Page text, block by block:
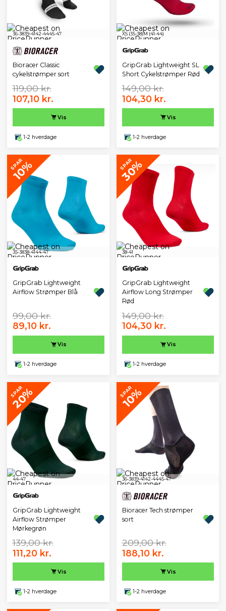
36-3839-4142-4445-47
Bioracer Classic
cykelstrømper sort
119,00 kr.
107,10 kr.
Vis
1-2 hverdage
XS (35-38)M (41-44)
GripGrab Lightweight SL
Short Cykelstrømper Rød
149,00 kr.
104,30 kr.
Vis
1-2 hverdage
SPAR
10%
35-3838-4144-47
GripGrab Lightweight
Airflow Strømper Blå
99,00 kr.
89,10 kr.
Vis
1-2 hverdage
SPAR
30%
38-41
GripGrab Lightweight
Airflow Long Strømper
Rød
149,00 kr.
104,30 kr.
Vis
1-2 hverdage
SPAR
20%
44-47
GripGrab Lightweight
Airflow Strømper
Mørkegrøn
139,00 kr.
111,20 kr.
Vis
1-2 hverdage
SPAR
10%
36-3839-4142-4445-47
Bioracer Tech strømper
sort
209,00 kr.
188,10 kr.
Vis
1-2 hverdage